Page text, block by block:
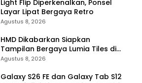
Light Flip Diperkenalkan, Ponsel
Layar Lipat Bergaya Retro
Agustus 8, 2026
HMD Dikabarkan Siapkan
Tampilan Bergaya Lumia Tiles di
Ponsel Android
Agustus 8, 2026
Galaxy S26 FE dan Galaxy Tab S12